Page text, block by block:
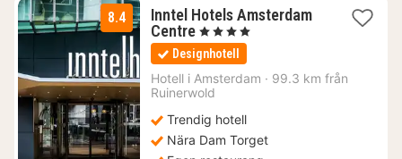
8.4
Inntel Hotels Amsterdam
Centre1
natt
från
2060
kr.
, 4 Stjärnor
Designhotell
Hotell i Amsterdam · 99.3 km från
Ruinerwold
Trendig hotell
Nära Dam Torget